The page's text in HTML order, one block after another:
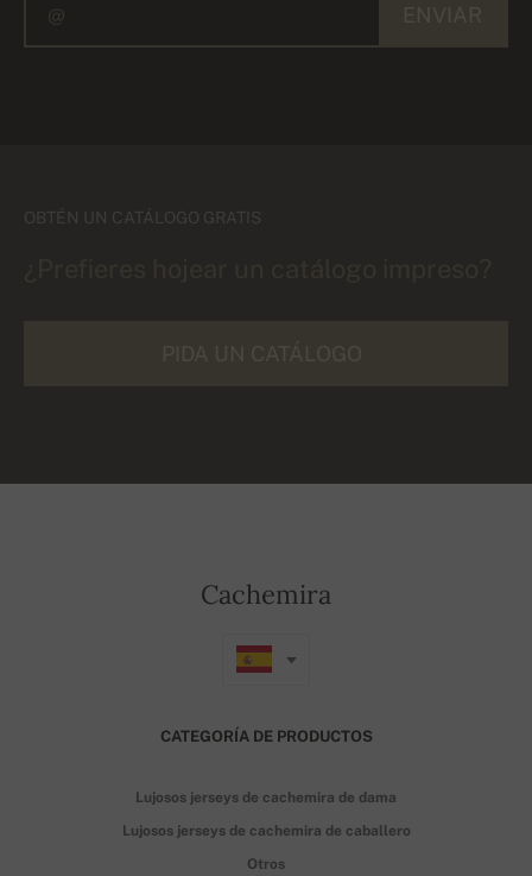
OBTÉN UN CATÁLOGO GRATIS
Cachemira
CATEGORÍA DE PRODUCTOS
Lujosos jerseys de cachemira de dama
Lujosos jerseys de cachemira de caballero
Otros